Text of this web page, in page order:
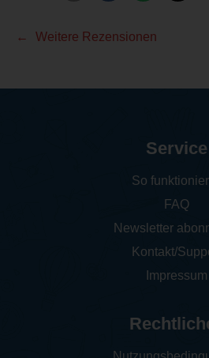
Weitere Rezensionen
Service
So
FAQ
Newsletter
Kontakt/
Impressum